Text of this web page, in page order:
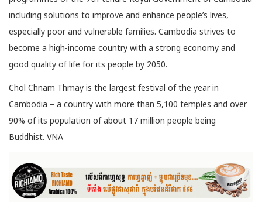
including solutions to improve and enhance people’s lives,
especially poor and vulnerable families. Cambodia strives to
become a high-income country with a strong economy and
good quality of life for its people by 2050.
Chol Chnam Thmay is the largest festival of the year in
Cambodia – a country with more than 5,100 temples and over
90% of its population of about 17 million people being
Buddhist. VNA